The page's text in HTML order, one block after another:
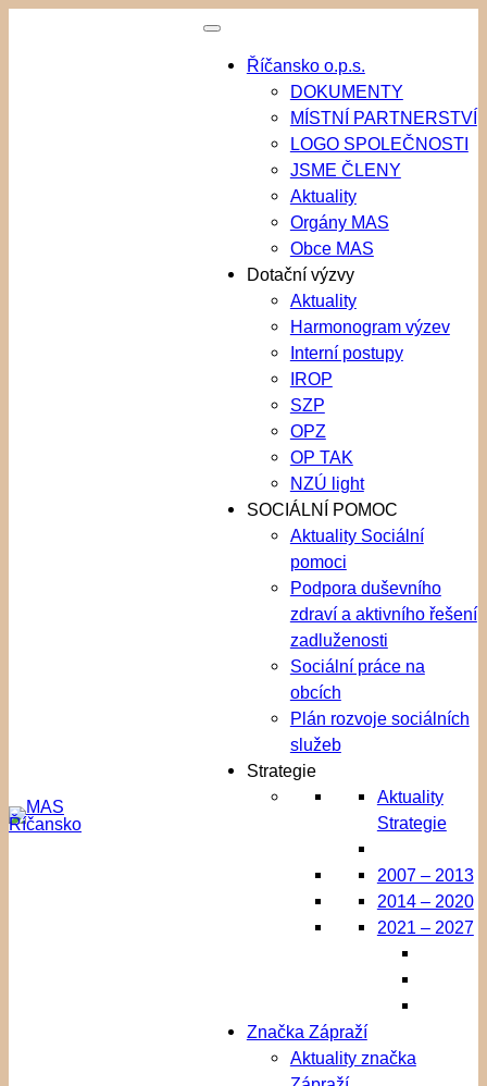
Říčansko o.p.s.
DOKUMENTY
MÍSTNÍ PARTNERSTVÍ
LOGO SPOLEČNOSTI
JSME ČLENY
Aktuality
Orgány MAS
Obce MAS
Dotační výzvy
Aktuality
Harmonogram výzev
Interní postupy
IROP
SZP
OPZ
OP TAK
NZÚ light
SOCIÁLNÍ POMOC
Aktuality Sociální
pomoci
Podpora duševního
zdraví a aktivního řešení
zadluženosti
Sociální práce na
obcích
Plán rozvoje sociálních
služeb
Strategie
Aktuality
Strategie
2007 – 2013
2014 – 2020
2021 – 2027
Značka Zápraží
Aktuality značka